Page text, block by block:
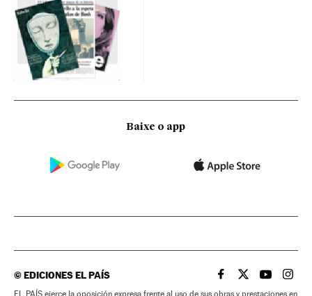
Baixe o app
©EDICIONES EL PAÍS EL PAÍS BRASIL EN
EL PAÍSEL PAÍS
EL